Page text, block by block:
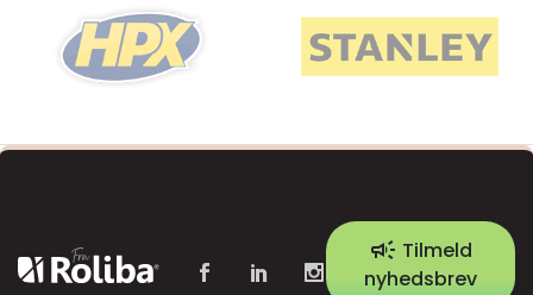
campaign Tilmeld
nyhedsbrev